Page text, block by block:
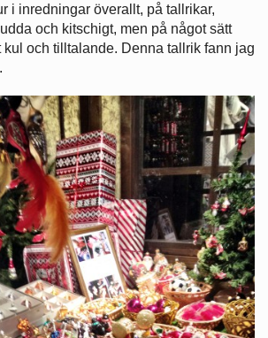
i inredningar överallt, på tallrikar,
och kitschigt, men på något sätt
och tilltalande. Denna tallrik fann jag